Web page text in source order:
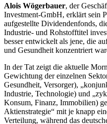
Alois Wögerbauer, der
Investment-GmbH, erklärt sein
aufgestellte Dividendenfonds,
Industrie- und Rohstofftitel
besser entwickelt als jene, die
und Gesundheit konzentriert
In der Tat zeigt die aktuelle
Gewichtung der einzelnen
Gesundheit, Versorger),
Industrie, Technologie) und
Konsum, Finanz, Immobilien)
Aktienstrategie“ mit je knapp
Verteilung, während das